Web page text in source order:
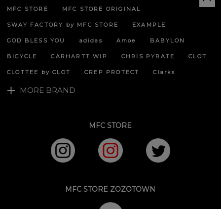
MFC STORE MFC STORE ORIGINAL
SWAY FACTORY by MFC STORE EXAMPLE
GOD BLESS YOU adidas Amoe BABYLON
BICYCLE CARHARTT WIP CHRIS PYRATE CLOT
CLOTTEE by CLOT CREP PROTECT Clarks
MORE BRAND
MFC STORE
MFC STORE ZOZOTOWN